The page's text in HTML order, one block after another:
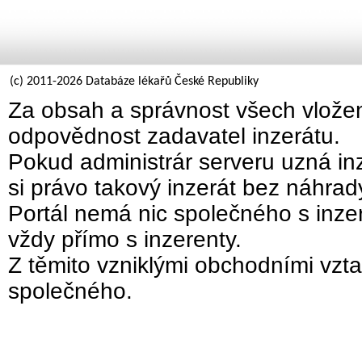
(c) 2011-2026 Databáze lékařů České Republiky
Za obsah a správnost všech
odpovědnost zadavatel inzerátu.
Pokud administrár serveru uzná
si právo takový inzerát bez
Portál nemá nic společného s
vždy přímo s inzerenty.
Z těmito vzniklými obchodními
společného.